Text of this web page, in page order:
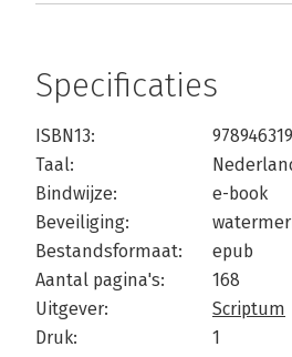
Specificaties
ISBN13:
Taal:
Bindwijze:
e-book
Beveiliging:
Bestandsformaat:
epub
Aantal pagina's:
168
Uitgever:
Scriptum
Druk:
1